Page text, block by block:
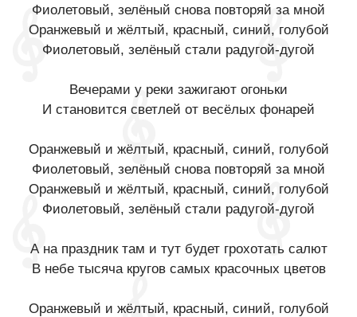
Фиолетовый, зелёный снова повторяй за мной
Оранжевый и жёлтый, красный, синий, голубой
Фиолетовый, зелёный стали радугой-дугой
Вечерами у реки зажигают огоньки
И становится светлей от весёлых фонарей
Оранжевый и жёлтый, красный, синий, голубой
Фиолетовый, зелёный снова повторяй за мной
Оранжевый и жёлтый, красный, синий, голубой
Фиолетовый, зелёный стали радугой-дугой
А на праздник там и тут будет грохотать салют
В небе тысяча кругов самых красочных цветов
Оранжевый и жёлтый, красный, синий, голубой